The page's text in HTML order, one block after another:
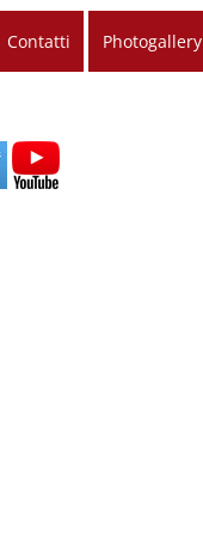
Contatti Photogallery